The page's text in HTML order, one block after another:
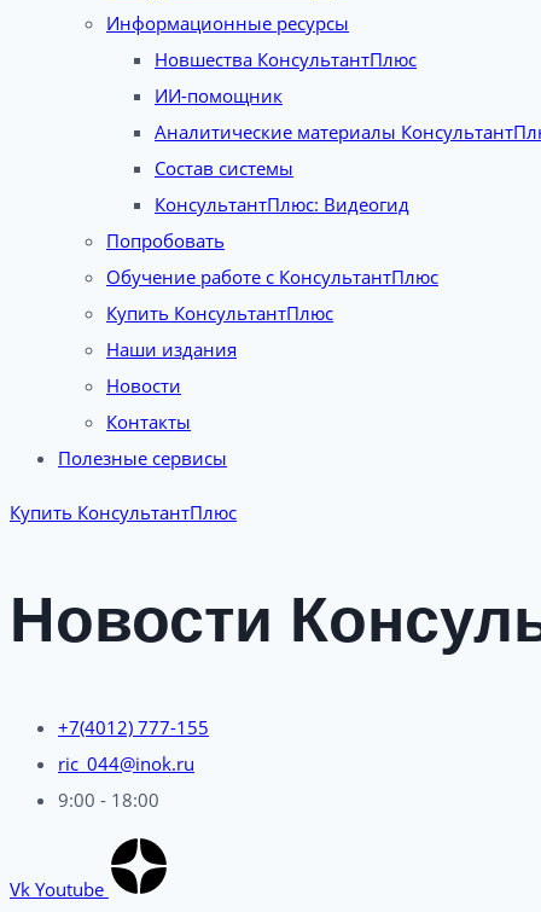
Информационные ресурсы
Новшества КонсультантПлюс
ИИ-помощник
Аналитические материалы
Состав системы
КонсультантПлюс: Видеогид
Попробовать
Обучение работе с КонсультантПлюс
Купить КонсультантПлюс
Наши издания
Новости
Контакты
Полезные сервисы
Купить КонсультантПлюс
Новости
+7(4012) 777-155
ric_044@inok.ru
9:00 - 18:00
Vk Youtube